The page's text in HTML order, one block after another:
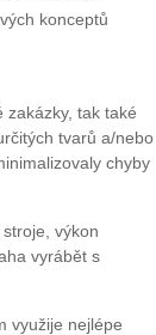
konceptů
tak také
tvarů a/nebo
chyby
výkon
vyrábět s
využije nejlépe